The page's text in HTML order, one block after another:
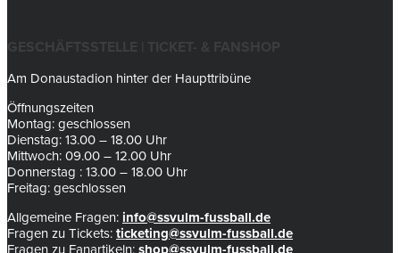
GESCHÄFTSSTELLE | TICKET- & FANSHOP
Am Donaustadion hinter der Haupttribüne
Öffnungszeiten
Montag: geschlossen
Dienstag: 13.00 – 18.00 Uhr
Mittwoch: 09.00 – 12.00 Uhr
Donnerstag : 13.00 – 18.00 Uhr
Freitag: geschlossen
Allgemeine Fragen: info@ssvulm-fussball.de
Fragen zu Tickets: ticketing@ssvulm-fussball.de
Fragen zu Fanartikeln: shop@ssvulm-fussball.de